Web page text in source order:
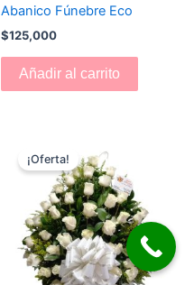
Abanico Fúnebre Eco
$125,000
Añadir al carrito
¡Oferta!precio
original
era:
$180,000.
es:
$170,000.